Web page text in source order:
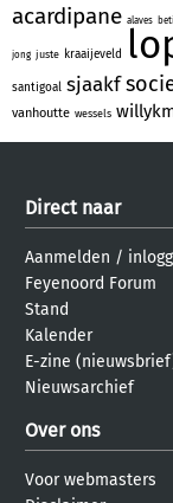
acardipane alaves
jong juste kraaijeveld
santigoal sjaakf
vanhoutte wessels
Direct naar
Aanmelden /
Feyenoord Forum
Stand
Kalender
E-zine
Nieuwsarchief
Over ons
Voor webmasters